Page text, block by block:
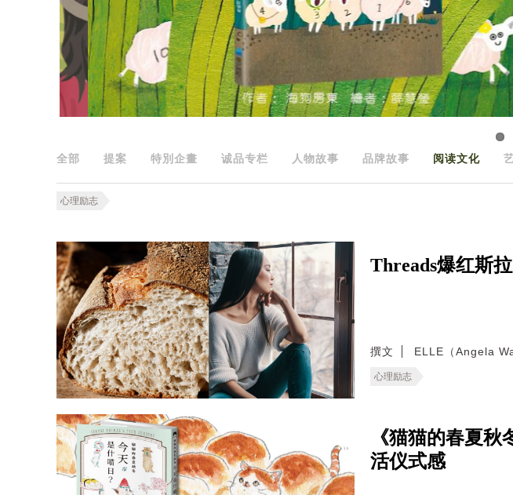
全部 提案 特別企畫 诚品专栏 人物故事 品牌故事 阅读文化
心理励志
Threads爆红斯
撰文 ELLE（Angela
心理励志
《猫猫的春夏
活仪式感